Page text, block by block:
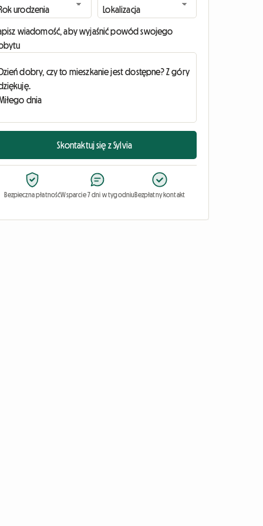
wiadomość, aby wyjaśnić powód swojego
Skontaktuj się z Sylvia
Bezpieczna płatnośćWsparcie 7 dni w tygodniuBezpłatny kontakt